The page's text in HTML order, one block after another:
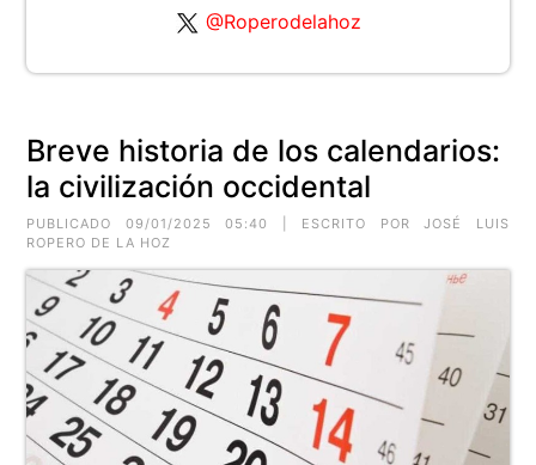
@Roperodelahoz
Breve historia de los calendarios:
la civilización occidental
PUBLICADO 09/01/2025 05:40 | ESCRITO POR JOSÉ LUIS
ROPERO DE LA HOZ